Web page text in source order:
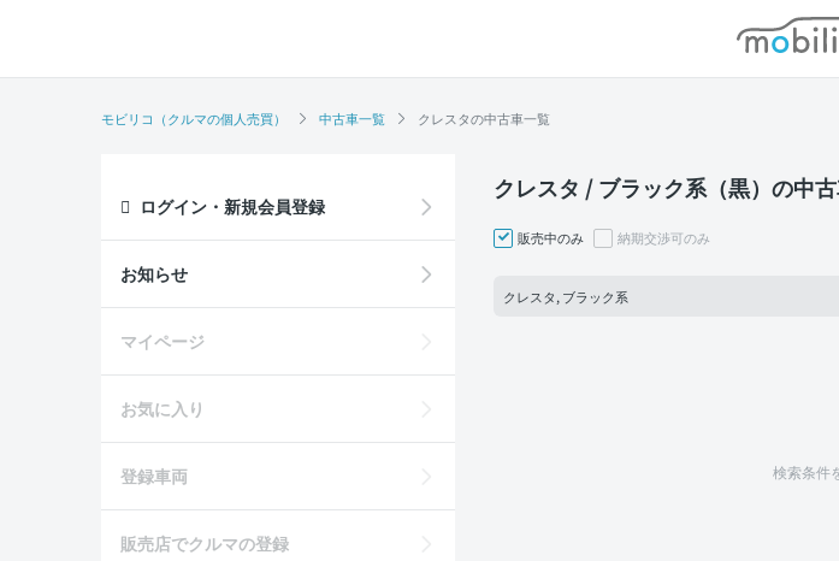
モ
モビリコ（クルマの個人売買） 中古車一覧 クレスタの中古車一覧
クレスタ / ブラック系（黒）の中
販売中のみ 納期交渉可のみ
クレスタ, ブラック系
検索条件
ログイン・新規会員登録
お知らせ
マイページ
お気に入り
登録車両
販売店でクルマの登録